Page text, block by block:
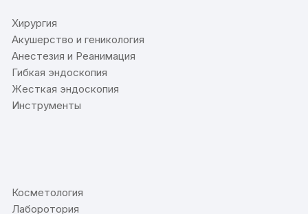
Хирургия
Акушерство и геникология
Анестезия и Реанимация
Гибкая эндоскопия
Жесткая эндоскопия
Инструменты
Косметология
Лаборотория